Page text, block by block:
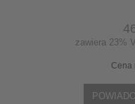
zawiera 23%
Cena